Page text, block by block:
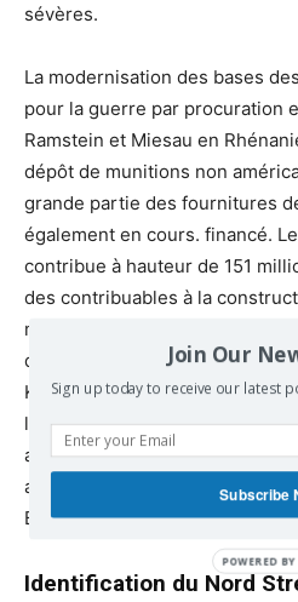
sévères.
La modernisation des bases
pour la guerre par procuration
Ramstein et Miesau en
dépôt de munitions non
grande partie des fournitures
également en cours. financé.
contribue à hauteur de 151
des contribuables à la
militaire américain de
dehors des États-Unis, tandis
Karl Lauterbach souhaite
l’Allemagne. Et quand
augmente ses troupes en
aujourd’hui les 100 000
Bundeswehr d’en placer 4.
Identification du Nord
Join Our
Sign up today to receive our latest
Subscribe